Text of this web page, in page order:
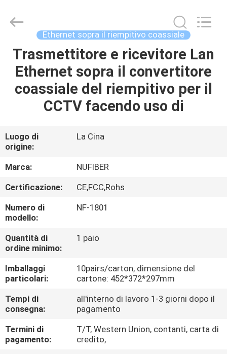
CASA
PRODOTTI
NOI
GIRO
DELLA
FABBRICA
CONTROLLO
DI
QUALITÀ
CONTATTICI
NOTIZIE
Technology
Co.,Ltd.
Reserved.
Ethernet sopra il riempitivo coassiale
Trasmettitore e ricevitore Lan
Ethernet sopra il convertitore
coassiale del riempitivo per il
CCTV facendo uso di
Luogo di
origine:
La Cina
Marca:
NUFIBER
Certificazione:
CE,FCC,Rohs
Numero di
modello:
NF-1801
Quantità di
ordine minimo:
1 paio
Imballaggi
particolari:
10pairs/carton, dimensione del
cartone: 452*372*297mm
Tempi di
consegna:
all'interno di lavoro 1-3 giorni dopo il
pagamento
Termini di
pagamento:
T/T, Western Union, contanti, carta di
credito,